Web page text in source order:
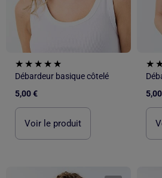
Débardeur basique côtelé
5,00 €
Voir le produit